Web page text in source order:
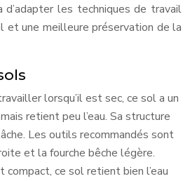
d’adapter les techniques de travail
et une meilleure préservation de la
lorsqu’il est sec, ce sol a un
retient peu l’eau. Sa structure
Les outils recommandés sont
et la fourche bêche légère.
compact, ce sol retient bien l’eau